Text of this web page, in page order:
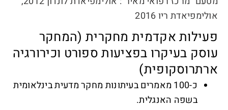
אולימפיאדת ריו 2016
פעילות אקדמית מחקרית (המחקר
עוסק בעיקרו בפציעות ספורט וכירורגיה
ארתרוסקופית)
כ-100 מאמרים בעיתונות מחקר מדעית בינלאומית
בשפה האנגלית.